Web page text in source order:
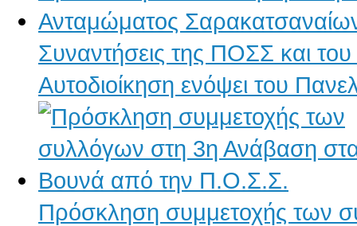
Συναντήσεις της ΠΟΣΣ και
Αυτοδιοίκηση ενόψει του
Πρόσκληση συμμετοχής των